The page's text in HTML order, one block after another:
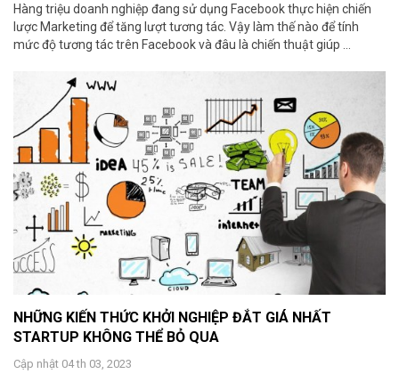
Hàng triệu doanh nghiệp đang sử dụng Facebook thực hiện chiến
lược Marketing để tăng lượt tương tác. Vậy làm thế nào để tính
mức độ tương tác trên Facebook và đâu là chiến thuật giúp ...
NHỮNG KIẾN THỨC KHỞI NGHIỆP ĐẮT GIÁ NHẤT
STARTUP KHÔNG THỂ BỎ QUA
Cập nhật 04 th 03, 2023